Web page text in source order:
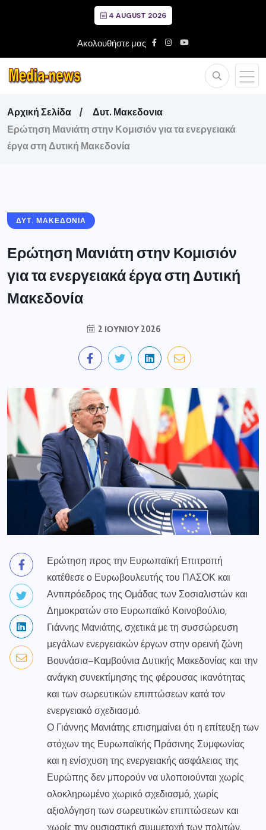
4 AUGUST 2026
Ακολουθήστε μας
Αρχική Σελίδα
Δυτ. Μακεδονια
Ερώτηση Μανιάτη στην Κομισιόν για τα ενεργειακά
έργα στη Δυτική Μακεδονία
ΔΥΤ. ΜΑΚΕΔΟΝΙΑ
Ερώτηση Μανιάτη στην Κομισιόν
για τα ενεργειακά έργα στη Δυτική
Μακεδονία
2 ΙΟΥΝΊΟΥ 2026
Ερώτηση προς την Ευρωπαϊκή Επιτροπή
κατέθεσε ο Ευρωβουλευτής του ΠΑΣΟΚ και
Αντιπρόεδρος της Ομάδας των Σοσιαλιστών και
Δημοκρατών στο Ευρωπαϊκό Κοινοβούλιο,
Γιάννης Μανιάτης, σχετικά με τη συσσώρευση
μεγάλων ενεργειακών έργων στην ορεινή ζώνη
Βουνάσια–Καμβούνια Δυτικής Μακεδονίας και την
ανάγκη συνεκτίμησης της φέρουσας ικανότητας
και των σωρευτικών επιπτώσεων κατά τον
ενεργειακό σχεδιασμό.
Ο Γιάννης Μανιάτης επισημαίνει ότι η επίτευξη των
στόχων της Ευρωπαϊκής Πράσινης Συμφωνίας
και η ενίσχυση της ενεργειακής ασφάλειας της
Ευρώπης δεν μπορούν να υλοποιούνται χωρίς
ολοκληρωμένο χωρικό σχεδιασμό, χωρίς
αξιολόγηση των σωρευτικών επιπτώσεων και
χωρίς την ουσιαστική συμμετοχή των πολιτών.